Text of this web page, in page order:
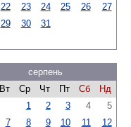
22 23 24 25 26
27
29 30 31
серпень
Вт Ср Чт Пт Сб
Нд
1
2 3 4
5
7 8 9 10 11
12